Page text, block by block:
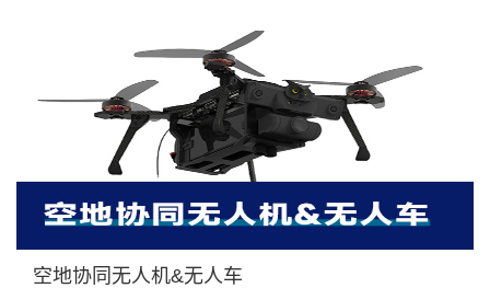
空地协同无人机&无人车